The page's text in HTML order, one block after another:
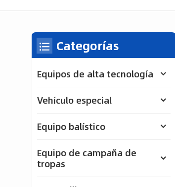
Categorías
Equipos de alta tecnología
Vehículo especial
Equipo balístico
Equipo de campaña de
tropas